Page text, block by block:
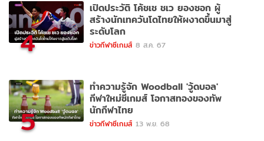
4
เปิดประวัติ โค้ชเช ชเว ยองซอก ผู้
สร้างนักเทควันโดไทยให้ผงาดขึ้นมาสู่
ระดับโลก
ข่าวกีฬาซีเกมส์ 8 ส.ค. 67
5
ทำความรู้จัก Woodball 'วู้ดบอล'
กีฬาใหม่ซีเกมส์ โอกาสทองของทัพ
นักกีฬาไทย
ข่าวกีฬาซีเกมส์ 13 พ.ย. 68